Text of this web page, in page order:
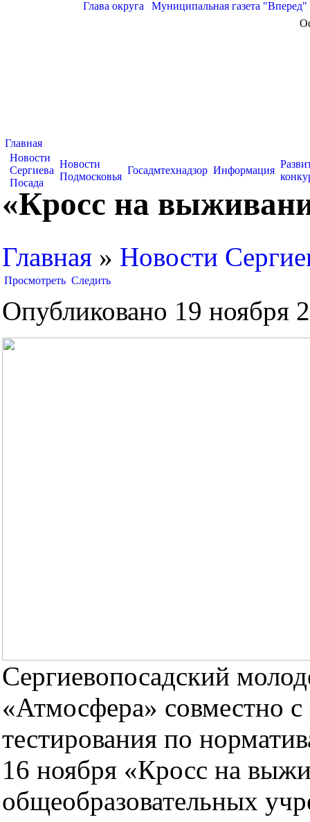
Глава округа Муниципальная газета "Вперед"
Главная
Новости
Сергиева
Посада
Новости
Подмосковья
Госадмтехнадзор Информация
«Кросс на
Главная » Новости
Просмотреть Следить
Опубликовано 19 ноября
Сергиевопосадский
«Атмосфера» совместно
тестирования по
16 ноября «Кросс на
общеобразовательных